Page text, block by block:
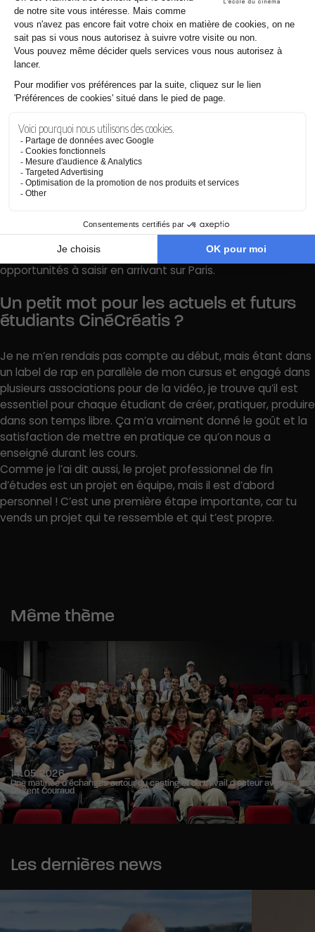
réalisation est le domaine dans lequel je souhaite tendre.
Si tu devais résumer ce que tu retiens
de tes 3 ans chez CinéCréatis et qui te
sert le plus aujourd’hui :
suis fait ! C’est aussi ce qui me sert le plus aujourd’hui, car
c’est mon premier réseau. Arrivé à Paris, je ne connaissais
pas grand monde et il est vrai que pour créer des projets
et montrer ce qu’on sait faire, c’était important pour moi
qu’on se soutiennent tous.
professionnel de fin d’études « À contre-courant », ça a été
ma première « couverture » qui m’a donné une crédibilité
dans le monde professionnel et qui m’a permis d’avoir des
opportunités à saisir en arrivant sur Paris.
Un petit mot pour les actuels et futurs
étudiants CinéCréatis ?
Je ne m’en rendais pas compte au début, mais étant dans
un label de rap en parallèle de mon cursus et engagé dans
plusieurs associations pour de la vidéo, je trouve qu’il est
essentiel pour chaque étudiant de créer, pratiquer, produire
dans son temps libre. Ça m’a vraiment donné le goût et la
satisfaction de mettre en pratique ce qu’on nous a
enseigné durant les cours.
Comme je l’ai dit aussi, le projet professionnel de fin
d’études est un projet en équipe, mais il est d’abord
personnel ! C’est une première étape importante, car tu
vends un projet qui te ressemble et qui t’est propre.
Même thème
14.05.2026
Une matinée d’échanges autour du casting et du travail d’acteur avec
Laurent Couraud
Les dernières news